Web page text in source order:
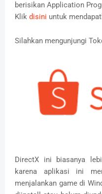
berisikan Application
Klik disini untuk
Silahkan mengunjungi
DirectX ini biasanya
karena aplikasi ini
menjalankan game di